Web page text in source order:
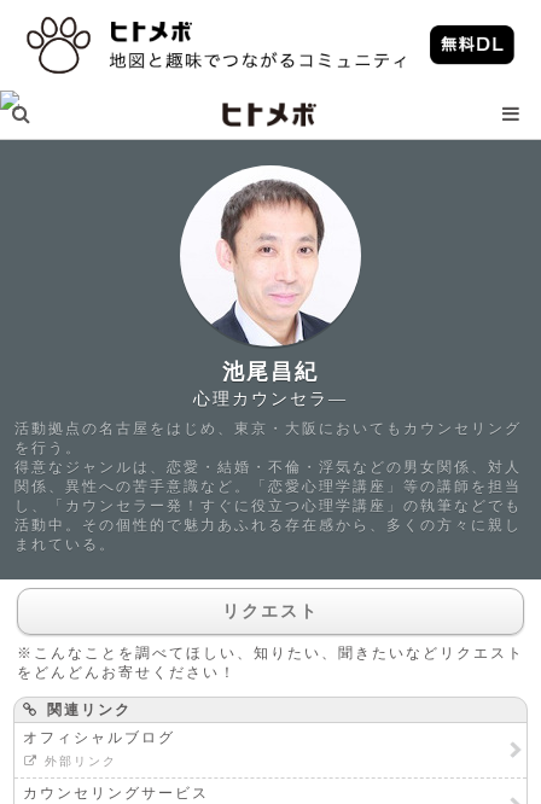
池尾昌紀
心理カウンセラ―
活動拠点の名古屋をはじめ、東京・大阪においてもカウンセリング
を行う。
得意なジャンルは、恋愛・結婚・不倫・浮気などの男女関係、対人
関係、異性への苦手意識など。「恋愛心理学講座」等の講師を担当
し、「カウンセラー発！すぐに役立つ心理学講座」の執筆などでも
活動中。その個性的で魅力あふれる存在感から、多くの方々に親し
まれている。
リクエスト
※こんなことを調べてほしい、知りたい、聞きたいなどリクエスト
をどんどんお寄せください！
関連リンク
オフィシャルブログ
外部リンク
カウンセリングサービス